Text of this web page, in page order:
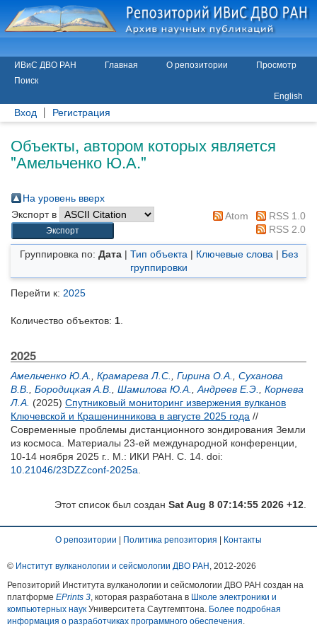
ИВиС ДВО РАН Главная О репозитории
Просмотр
Поиск
English
Вход Регистрация
Объекты, автором которых является
"Амельченко Ю.А."
На уровень вверх
Экспорт в
Atom
RSS 1.0
RSS 2.0
Группировка по: Дата| Тип объекта | Ключевые слова | Без
группировки
Перейти к: 2025
Количество объектов: 1
2025
Амельченко Ю.А. Крамарева Л.С. Гирина О.А.
Суханова
В.В.
Бородицкая А.В. Шамилова Ю.А. Андреев Е.Э.
Корнева
Л.А. (2025) Спутниковый мониторинг извержения вулканов
Ключевской и Крашенинникова в августе 2025 года //
Современные проблемы дистанционного зондирования Земли
из космоса. Материалы 23-ей международной конференции,
10-14 ноября 2025 г.. М.: ИКИ РАН. С. 14. doi:
10.21046/23DZZconf-2025a
Этот список был создан Sat Aug 8 07:14:55 2026 +12
О репозитории Политика репозитория Контакты
© Институт вулканологии и сейсмологии ДВО РАН , 2012-2026
Репозиторий Института вулканологии и сейсмологии ДВО РАН создан на
платформе EPrints 3, которая разработана в Школе электроники и
компьютерных наук Университета Саутгемптона. Более подробная
информация о разработчиках программного обеспечения.